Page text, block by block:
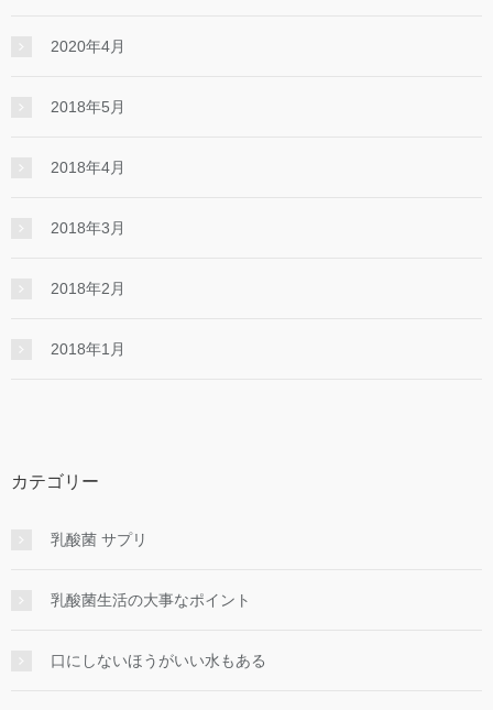
2020年4月
2018年5月
2018年4月
2018年3月
2018年2月
2018年1月
カテゴリー
乳酸菌 サプリ
乳酸菌生活の大事なポイント
口にしないほうがいい水もある